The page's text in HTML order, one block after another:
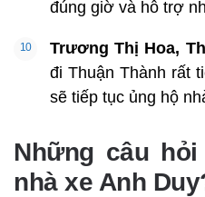
đúng giờ và hỗ trợ
Trương Thị Hoa,
đi Thuận Thành rất
sẽ tiếp tục ủng hộ
Những câu
nhà xe Anh